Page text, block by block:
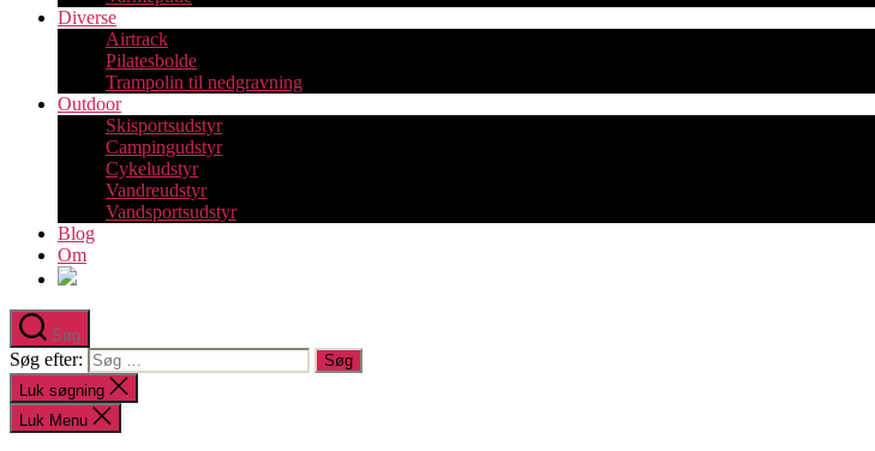
Diverse
Airtrack
Pilatesbolde
Trampolin til nedgravning
Outdoor
Skisportsudstyr
Campingudstyr
Cykeludstyr
Vandreudstyr
Vandsportsudstyr
Blog
Om
Søg
Søg efter:
Luk søgning
Luk Menu